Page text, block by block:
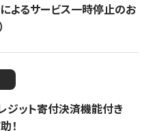
によるサービス一時停止のお
ット寄付決済機能付き
！